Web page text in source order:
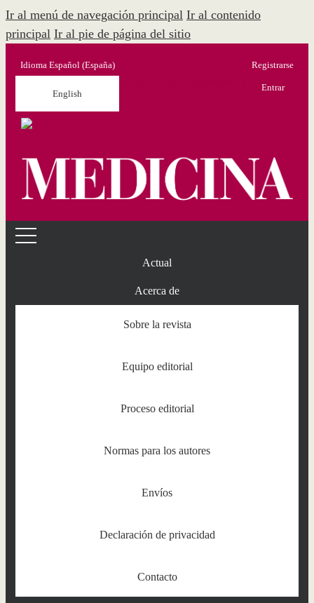
Ir al menú de navegación principal Ir al contenido
principal Ir al pie de página del sitio
Idioma Español (España)
English
Registrarse
Entrar
Actual
Acerca de
Sobre la revista
Equipo editorial
Proceso editorial
Normas para los autores
Envíos
Declaración de privacidad
Contacto